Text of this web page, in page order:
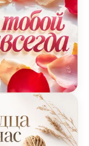
и цветами
Я Люблю Тебя